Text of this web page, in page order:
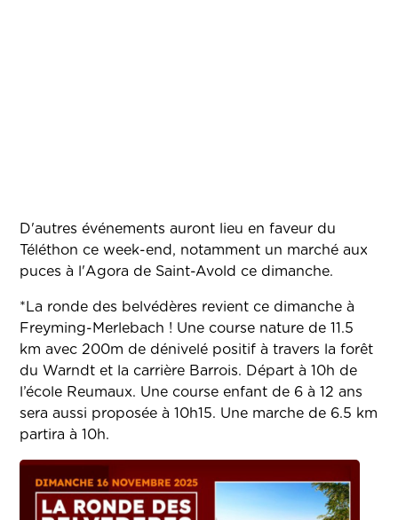
D'autres événements auront lieu en faveur du
Téléthon ce week-end, notamment un marché aux
puces à l'Agora de Saint-Avold ce dimanche.
*La ronde des belvédères revient ce dimanche à
Freyming-Merlebach ! Une course nature de 11.5
km avec 200m de dénivelé positif à travers la forêt
du Warndt et la carrière Barrois. Départ à 10h de
l’école Reumaux. Une course enfant de 6 à 12 ans
sera aussi proposée à 10h15. Une marche de 6.5 km
partira à 10h.